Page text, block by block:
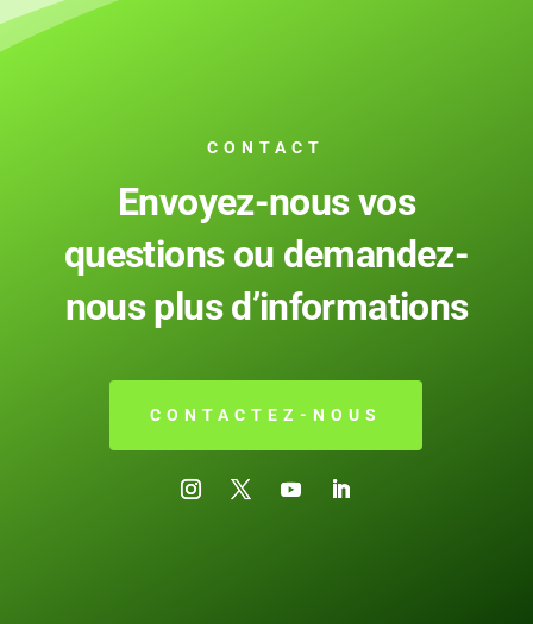
CONTACT
Envoyez-nous vos
questions ou demandez-
nous plus d’informations
CONTACTEZ-NOUS